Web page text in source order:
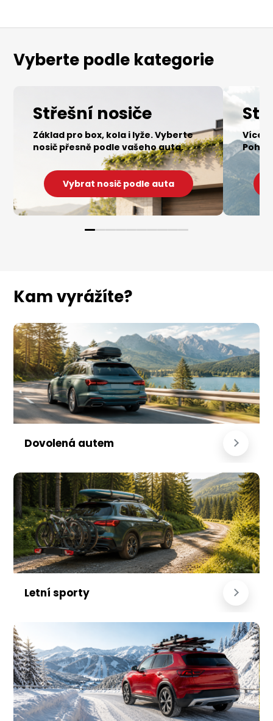
Vyberte podle kategorie
Střešní nosiče
Základ pro box, kola i lyže. Vyberte
nosič přesně podle vašeho auta.
Vybrat nosič podle auta
Více
Kam vyrážíte?
Dovolená autem
Letní sporty